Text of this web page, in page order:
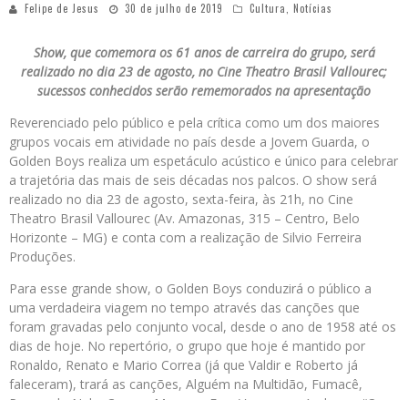
Felipe de Jesus 30 de julho de 2019 Cultura, Notícias
Show, que comemora os 61 anos de carreira do grupo, será
realizado no dia 23 de agosto, no Cine Theatro Brasil Vallourec;
sucessos conhecidos serão rememorados na apresentação
Reverenciado pelo público e pela crítica como um dos maiores
grupos vocais em atividade no país desde a Jovem Guarda, o
Golden Boys realiza um espetáculo acústico e único para celebrar
a trajetória das mais de seis décadas nos palcos. O show será
realizado no dia 23 de agosto, sexta-feira, às 21h, no Cine
Theatro Brasil Vallourec (Av. Amazonas, 315 – Centro, Belo
Horizonte – MG) e conta com a realização de Silvio Ferreira
Produções.
Para esse grande show, o Golden Boys conduzirá o público a
uma verdadeira viagem no tempo através das canções que
foram gravadas pelo conjunto vocal, desde o ano de 1958 até os
dias de hoje. No repertório, o grupo que hoje é mantido por
Ronaldo, Renato e Mario Correa (já que Valdir e Roberto já
faleceram), trará as canções, Alguém na Multidão, Fumacê,